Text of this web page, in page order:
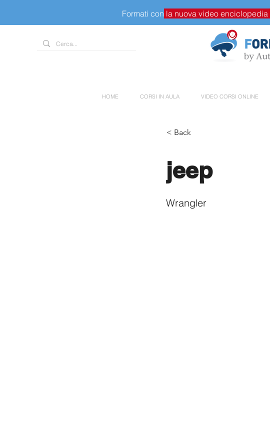
Formati con la nuova video enciclopedia
HOME CORSI IN AULA VIDEO CORSI ONLINE
< Back
jeep
Wrangler